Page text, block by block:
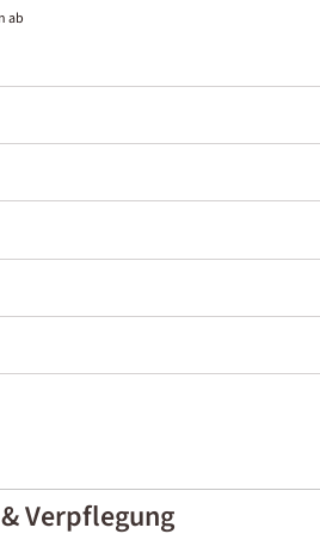
ab
Verpflegung